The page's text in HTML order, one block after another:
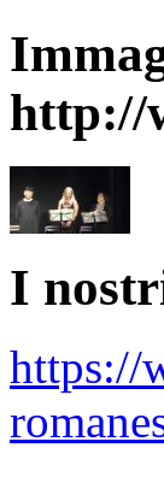
http://
I
https://